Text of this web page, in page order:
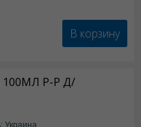
В корзину
Р-Р Д/
Украина